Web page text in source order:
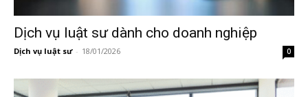
Dịch vụ luật sư dành cho doanh nghiệp
Dịch vụ luật sư - 18/01/2026 0